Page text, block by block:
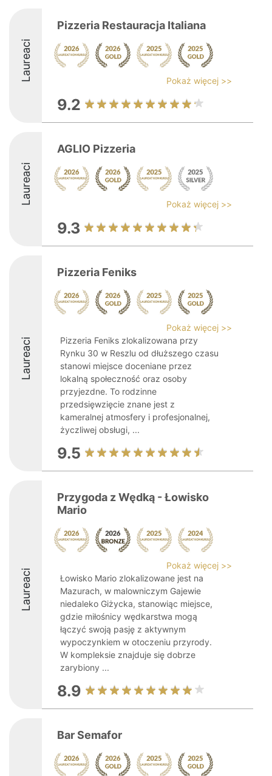
Laureaci
Pizzeria Restauracja Italiana
Pokaż więcej >>
9.2
Laureaci
AGLIO Pizzeria
Pokaż więcej >>
9.3
Laureaci
Pizzeria Feniks
Pokaż więcej >>
Pizzeria Feniks zlokalizowana przy
Rynku 30 w Reszlu od dłuższego czasu
stanowi miejsce doceniane przez
lokalną społeczność oraz osoby
przyjezdne. To rodzinne
przedsięwzięcie znane jest z
kameralnej atmosfery i profesjonalnej,
życzliwej obsługi, ...
9.5
Laureaci
Przygoda z Wędką - Łowisko
Mario
Pokaż więcej >>
Łowisko Mario zlokalizowane jest na
Mazurach, w malowniczym Gajewie
niedaleko Giżycka, stanowiąc miejsce,
gdzie miłośnicy wędkarstwa mogą
łączyć swoją pasję z aktywnym
wypoczynkiem w otoczeniu przyrody.
W kompleksie znajduje się dobrze
zarybiony ...
8.9
Bar Semafor